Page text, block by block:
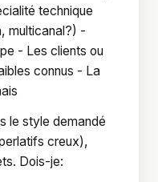
technique
multicanal?) -
- Les clients ou
connus - La
le style demandé
creux),
Dois-je: